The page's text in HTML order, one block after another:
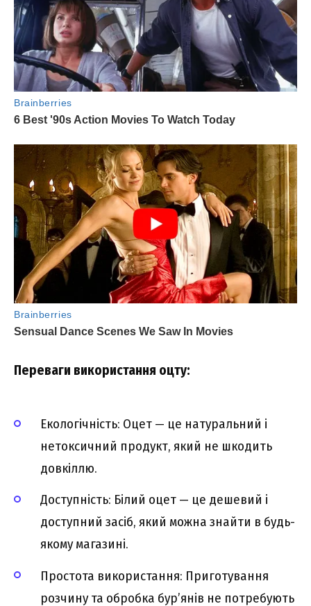
Переваги використання оцту:
Екологічність: Оцет — це натуральний і
нетоксичний продукт, який не шкодить
довкіллю.
Доступність: Білий оцет — це дешевий і
доступний засіб, який можна знайти в будь-
якому магазині.
Простота використання: Приготування
розчину та обробка бур’янів не потребують